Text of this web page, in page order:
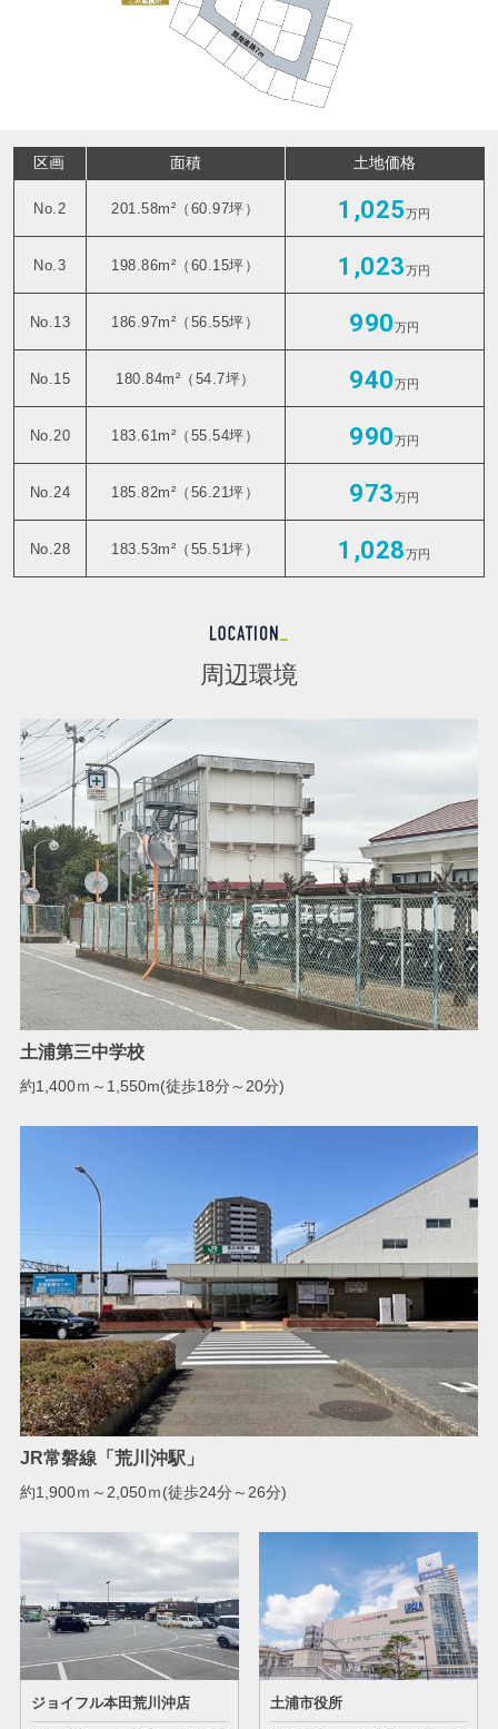
区画 面積 土地価格
No.2 201.58m²（60.97坪） 1,025万円
No.3 198.86m²（60.15坪） 1,023万円
No.13 186.97m²（56.55坪） 990万円
No.15 180.84m²（54.7坪） 940万円
No.20 183.61m²（55.54坪） 990万円
No.24 185.82m²（56.21坪） 973万円
No.28 183.53m²（55.51坪） 1,028万円
周辺環境
土浦第三中学校
約1,400ｍ～1,550m(徒歩18分～20分)
JR常磐線「荒川沖駅」
約1,900ｍ～2,050ｍ(徒歩24分～26分)
ジョイフル本田荒川沖店 土浦市役所